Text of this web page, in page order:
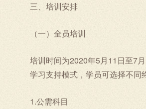
三、培训安排
（一）全员培训
培训时间为2020年5月11日至7
学习支持模式，学员可选择不同
1.公需科目